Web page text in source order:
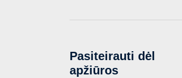
Pasiteirauti dėl
apžiūros